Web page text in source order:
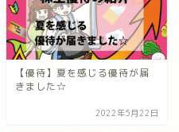
【優待】夏を感じる優待が届
きました☆
2022年5月22日